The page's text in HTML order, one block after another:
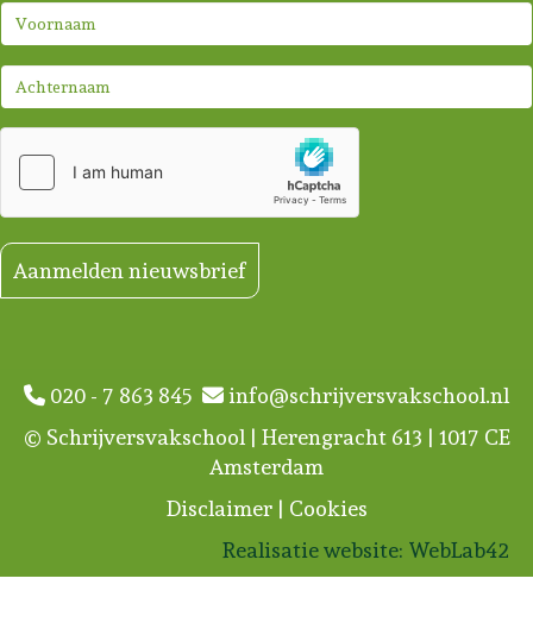
Aanmelden nieuwsbrief
020 - 7 863 845
info@schrijversvakschool.nl
© Schrijversvakschool | Herengracht 613 | 1017 CE
Amsterdam
Disclaimer| Cookies
Realisatie website: WebLab42